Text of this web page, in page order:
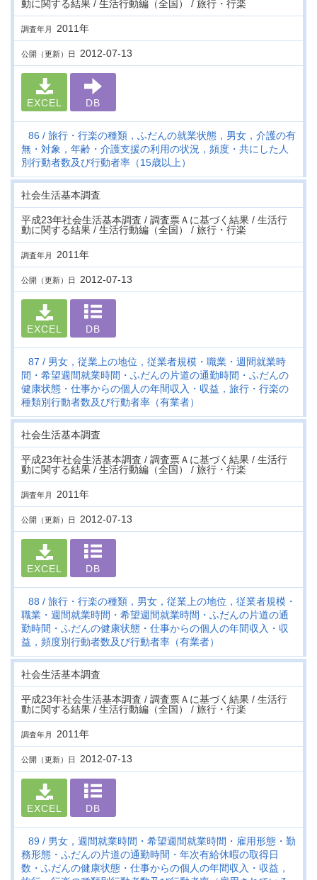
動に関する結果 / 生活行動編（全国） / 旅行・行楽
調査年月 2011年
公開（更新）日 2012-07-13
EXCEL DB
86
旅行・行楽の種類，ふだんの就業状態，男女，介護の有
無・対象，年齢・介護支援の利用の状況，頻度・共にした人
別行動者数及び行動者率（15歳以上）
社会生活基本調査
平成23年社会生活基本調査 / 調査票Ａに基づく結果 / 生活行
動に関する結果 / 生活行動編（全国） / 旅行・行楽
調査年月 2011年
公開（更新）日 2012-07-13
EXCEL DB
87
男女，従業上の地位，従業者規模・職業・週間就業時
間・希望週間就業時間・ふだんの片道の通勤時間・ふだんの
健康状態・仕事からの個人の年間収入・収益，旅行・行楽の
種類別行動者数及び行動者率（有業者）
社会生活基本調査
平成23年社会生活基本調査 / 調査票Ａに基づく結果 / 生活行
動に関する結果 / 生活行動編（全国） / 旅行・行楽
調査年月 2011年
公開（更新）日 2012-07-13
EXCEL DB
88
旅行・行楽の種類，男女，従業上の地位，従業者規模・
職業・週間就業時間・希望週間就業時間・ふだんの片道の通
勤時間・ふだんの健康状態・仕事からの個人の年間収入・収
益，頻度別行動者数及び行動者率（有業者）
社会生活基本調査
平成23年社会生活基本調査 / 調査票Ａに基づく結果 / 生活行
動に関する結果 / 生活行動編（全国） / 旅行・行楽
調査年月 2011年
公開（更新）日 2012-07-13
EXCEL DB
89
男女，週間就業時間・希望週間就業時間・雇用形態・勤
務形態・ふだんの片道の通勤時間・年次有給休暇の取得日
数・ふだんの健康状態・仕事からの個人の年間収入・収益，